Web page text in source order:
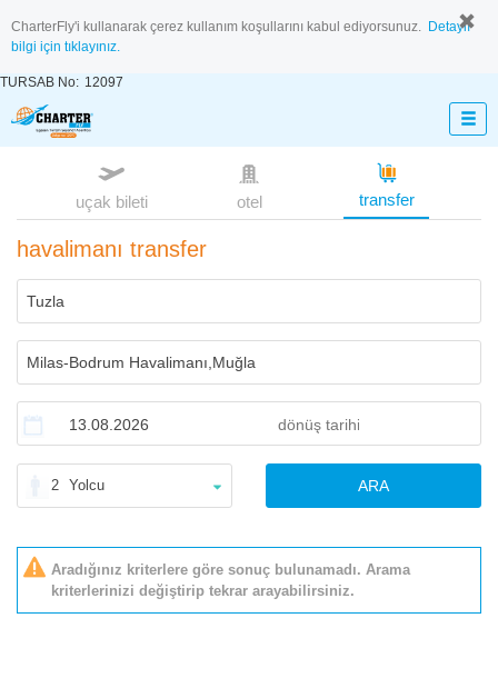
CharterFly'i kullanarak çerez kullanım koşullarını kabul ediyorsunuz. Detaylı
bilgi için tıklayınız.
TURSAB No: 12097
uçak bileti otel transfer
havalimanı transfer
2 Yolcu ARA
Aradığınız kriterlere göre sonuç bulunamadı. Arama
kriterlerinizi değiştirip tekrar arayabilirsiniz.